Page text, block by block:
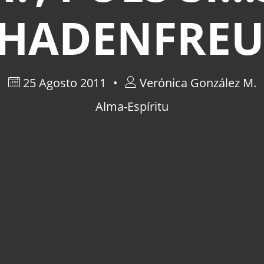
25 Agosto 2011
Verónica González M.
Alma-Espíritu